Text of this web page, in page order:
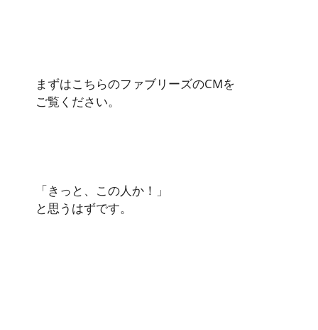
まずはこちらのファブリーズのCMを
ご覧ください。
「きっと、この人か！」
と思うはずです。